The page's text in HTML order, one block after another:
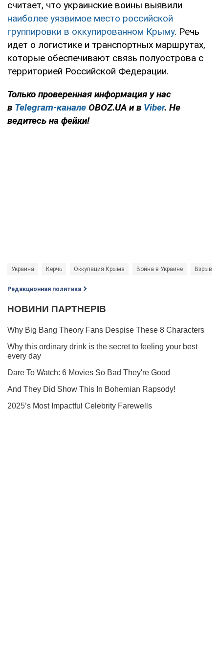
считает, что украинские воины выявили
наиболее уязвимое место российской
группировки в оккупированном Крыму. Речь
идет о логистике и транспортных маршрутах,
которые обеспечивают связь полуострова с
территорией Российской Федерации.
Только проверенная информация у нас
в Telegram-канале OBOZ.UA и в Viber. Не
ведитесь на фейки!
Украина Керчь Оккупация Крыма Война в Украине Взрывы
Редакционная политика